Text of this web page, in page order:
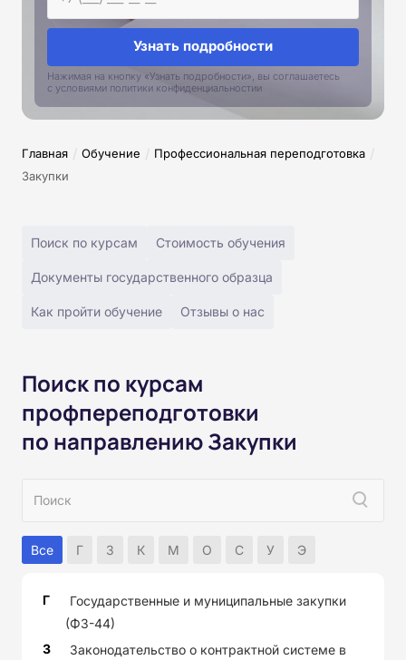
Узнать подробности
Нажимая на кнопку «Узнать подробности», вы соглашаетесь
с условиями политики конфиденциальностии
Главная / Обучение / Профессиональная переподготовка /
Закупки
Поиск по курсам Стоимость обучения
Документы государственного образца
Как пройти обучение Отзывы о нас
Поиск по курсам
профпереподготовки
по направлению Закупки
Все Г З К М О С У Э
Г
Государственные и муниципальные закупки
(ФЗ-44)
З
Законодательство о контрактной системе в